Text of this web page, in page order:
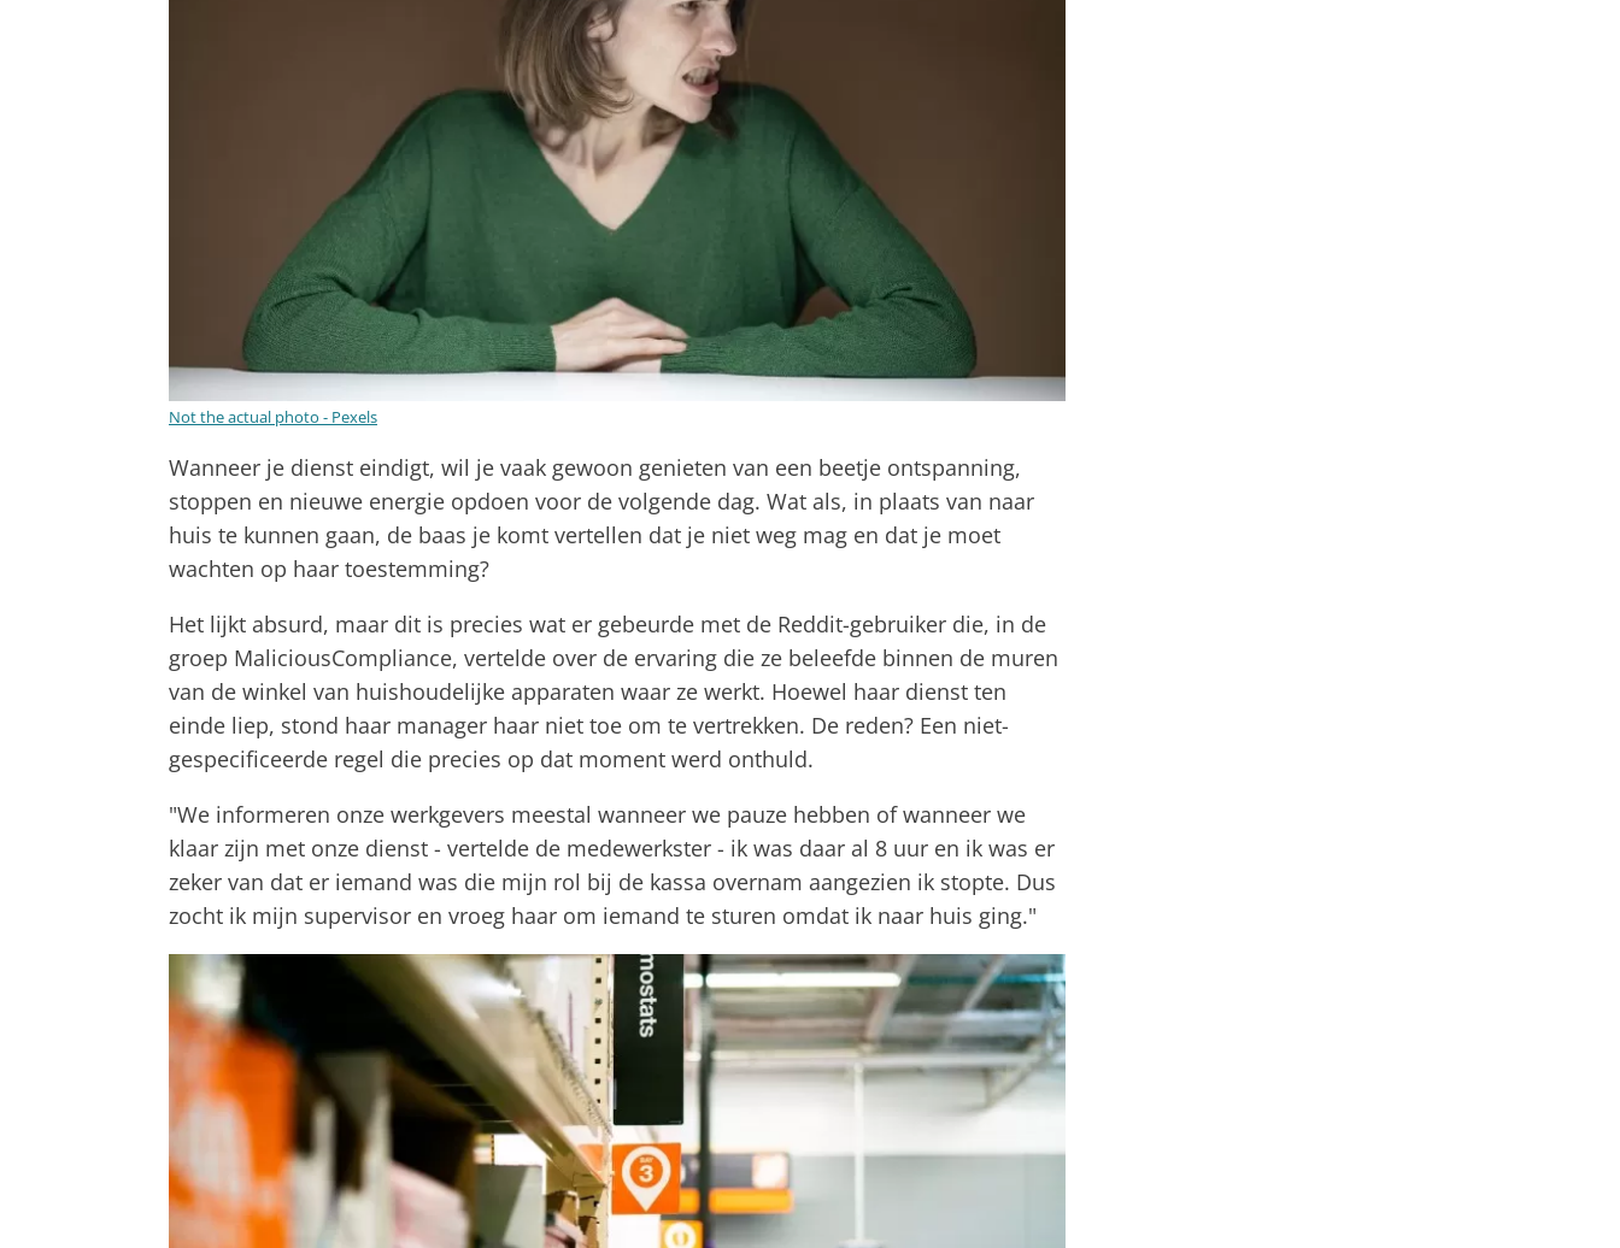
Not the actual photo - Pexels
Wanneer je dienst eindigt, wil je vaak gewoon genieten van een beetje ontspanning,
stoppen en nieuwe energie opdoen voor de volgende dag. Wat als, in plaats van naar
huis te kunnen gaan, de baas je komt vertellen dat je niet weg mag en dat je moet
wachten op haar toestemming?
Het lijkt absurd, maar dit is precies wat er gebeurde met de Reddit-gebruiker die, in de
groep MaliciousCompliance, vertelde over de ervaring die ze beleefde binnen de muren
van de winkel van huishoudelijke apparaten waar ze werkt. Hoewel haar dienst ten
einde liep, stond haar manager haar niet toe om te vertrekken. De reden? Een niet-
gespecificeerde regel die precies op dat moment werd onthuld.
"We informeren onze werkgevers meestal wanneer we pauze hebben of wanneer we
klaar zijn met onze dienst - vertelde de medewerkster - ik was daar al 8 uur en ik was er
zeker van dat er iemand was die mijn rol bij de kassa overnam aangezien ik stopte. Dus
zocht ik mijn supervisor en vroeg haar om iemand te sturen omdat ik naar huis ging."